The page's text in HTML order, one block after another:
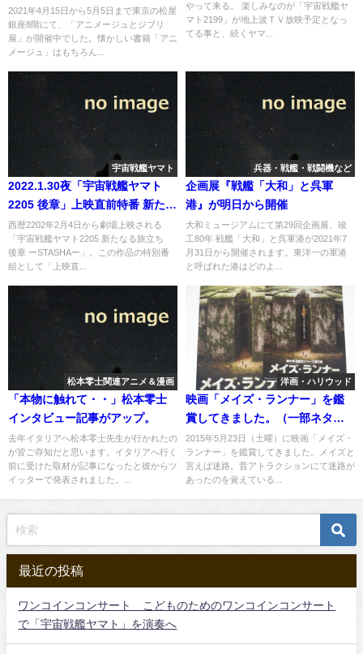
2021年4月15日から5月5日まで東京の松屋
銀座8階にて、「アニメージュとジブリ
展」が開催中でした。懐かしい書籍「アニ
メージュ」はもちろん...
やって来る。 楽しみなのが「宇宙戦艦ヤ
マト2199」が地上波ＴＶ放映予定となっ
てる事と、続くヤマ...
宇宙戦艦ヤマト
2022.1.30夜「宇宙戦艦ヤマト
2205 後章」上映直前特番 新たな
る宣伝会議がBS11で放送
西暦2202年2月4日から劇場上映される
「宇宙戦艦ヤマト2205 新たなる旅立ち
後章 ーSTASHAー」。この作品の特別番
組として「上映直...
兵器・戦艦・戦闘機など
企画展『戦艦「大和」と呉軍
港』が明日から開催
大和ミュージアムにて第29回企画展、竣
工80年 戦艦「大和」と呉軍港が2021年7
月31日から開催されます。東洋一の軍港
と呼ばれた港はどのよ...
松本零士関連アニメ＆漫画
「本物に触れて・・」松本零士
インタビュー記事がアップ。
去年イタリアへ松本零士先生が行かれたの
が皆ご存知だと思います。イタリアへ行く
前に受けた取材が記事になったと彼からツ
イッターで発表されました。...
洋画・ハリウッド
映画「メイズ・ランナー」を鑑
賞してきました。（一部ネタば
れあり）
2015年5月23日（土曜）に映画「メイズ・
ランナー」を鑑賞してきました。メイズと
言えば迷路。昔アトラクションにて迷路が
あったのを覚えている...
最近の投稿
ワンコインコンサート こどものためのワンコインコンサート
で「宇宙戦艦ヤマト」を演奏へ